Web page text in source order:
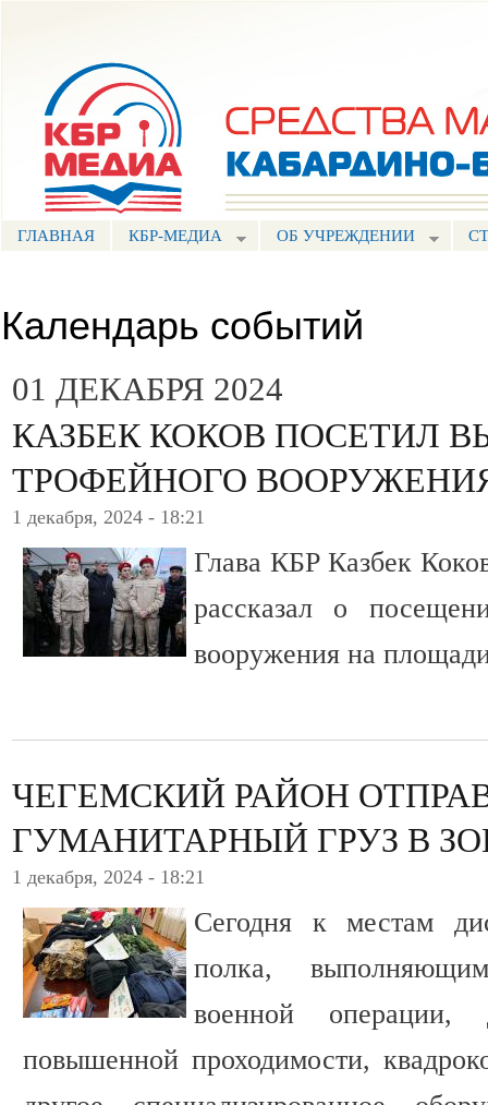
ГЛАВНАЯ КБР-МЕДИА ОБ УЧРЕЖДЕНИИ
Календарь событий
01 ДЕКАБРЯ 2024
КАЗБЕК КОКОВ ПОСЕТИЛ
ТРОФЕЙНОГО
1 декабря, 2024 - 18:21
Глава КБР Казбек
рассказал о
вооружения на
ЧЕГЕМСКИЙ РАЙОН
ГУМАНИТАРНЫЙ ГРУЗ В
1 декабря, 2024 - 18:21
Сегодня к местам
полка,
военной операции,
повышенной проходимости,